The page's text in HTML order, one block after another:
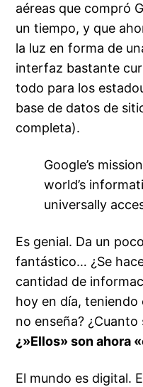
aéreas que compró
un tiempo, y que
la luz en forma de
interfaz bastante
todo para los
base de datos de
completa).
Google’s
world’s
universally
Es genial. Da un
fantástico… ¿Se
cantidad de
hoy en día,
no enseña?
¿»Ellos» son ahora
El mundo es digital.